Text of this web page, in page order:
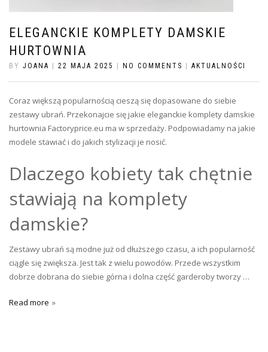
ELEGANCKIE KOMPLETY DAMSKIE
HURTOWNIA
BY JOANA 22 MAJA 2025 NO COMMENTS AKTUALNOŚCI
Coraz większą popularnością cieszą się dopasowane do siebie
zestawy ubrań. Przekonajcie się jakie eleganckie komplety damskie
hurtownia Factoryprice.eu ma w sprzedaży. Podpowiadamy na jakie
modele stawiać i do jakich stylizacji je nosić.
Dlaczego kobiety tak chętnie
stawiają na komplety
damskie?
Zestawy ubrań są modne już od dłuższego czasu, a ich popularność
ciągle się zwiększa. Jest tak z wielu powodów. Przede wszystkim
dobrze dobrana do siebie górna i dolna część garderoby tworzy …
Read more